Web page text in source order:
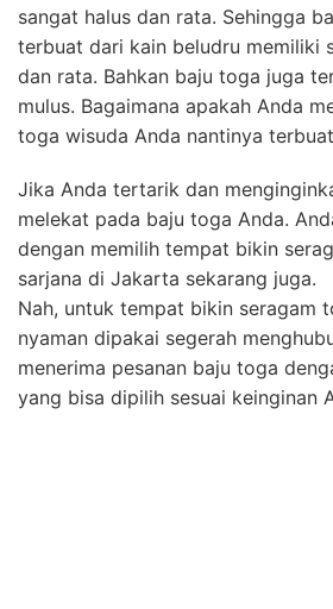
sangat halus dan rata. Sehingga
terbuat dari kain beludru memiliki
dan rata. Bahkan baju toga juga
mulus. Bagaimana apakah Anda
toga wisuda Anda nantinya
Jika Anda tertarik dan
melekat pada baju toga Anda.
dengan memilih tempat bikin
sarjana di Jakarta sekarang juga.
Nah, untuk tempat bikin seragam
nyaman dipakai segerah
menerima pesanan baju toga
yang bisa dipilih sesuai keinginan